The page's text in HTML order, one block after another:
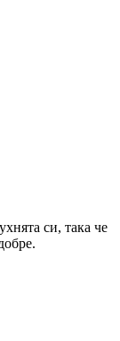
си, така че